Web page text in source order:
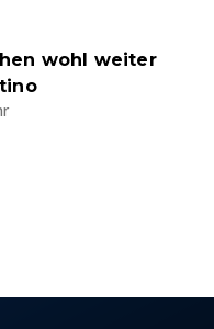
wohl weiter